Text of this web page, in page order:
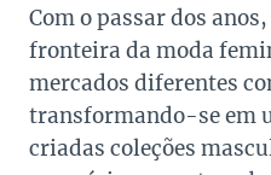
Com o passar dos
fronteira da moda
mercados diferentes
transformando-se em
criadas coleções